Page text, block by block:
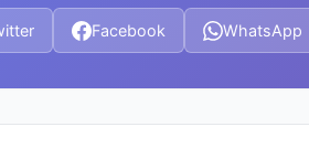
Facebook WhatsApp